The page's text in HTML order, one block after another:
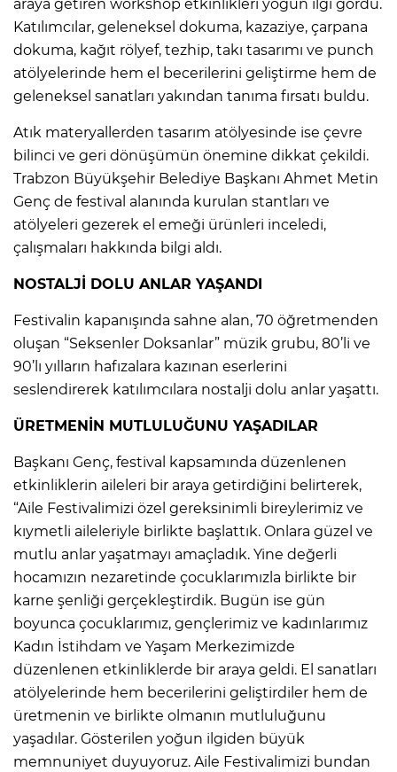
araya getiren workshop etkinlikleri yoğun ilgi gördü.
Katılımcılar, geleneksel dokuma, kazaziye, çarpana
dokuma, kağıt rölyef, tezhip, takı tasarımı ve punch
atölyelerinde hem el becerilerini geliştirme hem de
geleneksel sanatları yakından tanıma fırsatı buldu.
Atık materyallerden tasarım atölyesinde ise çevre
bilinci ve geri dönüşümün önemine dikkat çekildi.
Trabzon Büyükşehir Belediye Başkanı Ahmet Metin
Genç de festival alanında kurulan stantları ve
atölyeleri gezerek el emeği ürünleri inceledi,
çalışmaları hakkında bilgi aldı.
NOSTALJİ DOLU ANLAR YAŞANDI
Festivalin kapanışında sahne alan, 70 öğretmenden
oluşan “Seksenler Doksanlar” müzik grubu, 80’li ve
90’lı yılların hafızalara kazınan eserlerini
seslendirerek katılımcılara nostalji dolu anlar yaşattı.
ÜRETMENİN MUTLULUĞUNU YAŞADILAR
Başkanı Genç, festival kapsamında düzenlenen
etkinliklerin aileleri bir araya getirdiğini belirterek,
“Aile Festivalimizi özel gereksinimli bireylerimiz ve
kıymetli aileleriyle birlikte başlattık. Onlara güzel ve
mutlu anlar yaşatmayı amaçladık. Yine değerli
hocamızın nezaretinde çocuklarımızla birlikte bir
karne şenliği gerçekleştirdik. Bugün ise gün
boyunca çocuklarımız, gençlerimiz ve kadınlarımız
Kadın İstihdam ve Yaşam Merkezimizde
düzenlenen etkinliklerde bir araya geldi. El sanatları
atölyelerinde hem becerilerini geliştirdiler hem de
üretmenin ve birlikte olmanın mutluluğunu
yaşadılar. Gösterilen yoğun ilgiden büyük
memnuniyet duyuyoruz. Aile Festivalimizi bundan